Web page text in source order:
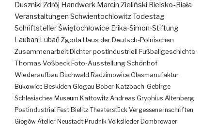
Duszniki Zdrój Handwerk Marcin Zieliński Bielsko-Biała
Veranstaltungen SchwientochlowitzTodestag
SchriftstellerŚwiętochłowice Erika-Simon-Stiftung
Lauban LubańZgoda Haus der Deutsch-Polnischen
ZusammenarbeitDichterpostindustriell Fußballgeschichte
Thomas VoßbeckFoto-AusstellungSchönhof
Wiederaufbau Buchwald Radzimowice Glasmanufaktur
Bukowiec Beskiden Glogau Bober-Katzbach-Gebirge
Schlesisches Museum Kattowitz Andreas Gryphius Altenberg
Postindustrial Fest Bielitz Theaterstück Vergessene Inschriften
Głogów Atelier Neustadt Prudnik Volkslieder Dombrowaer